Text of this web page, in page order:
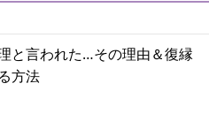
と言われた…その理由＆復縁
方法